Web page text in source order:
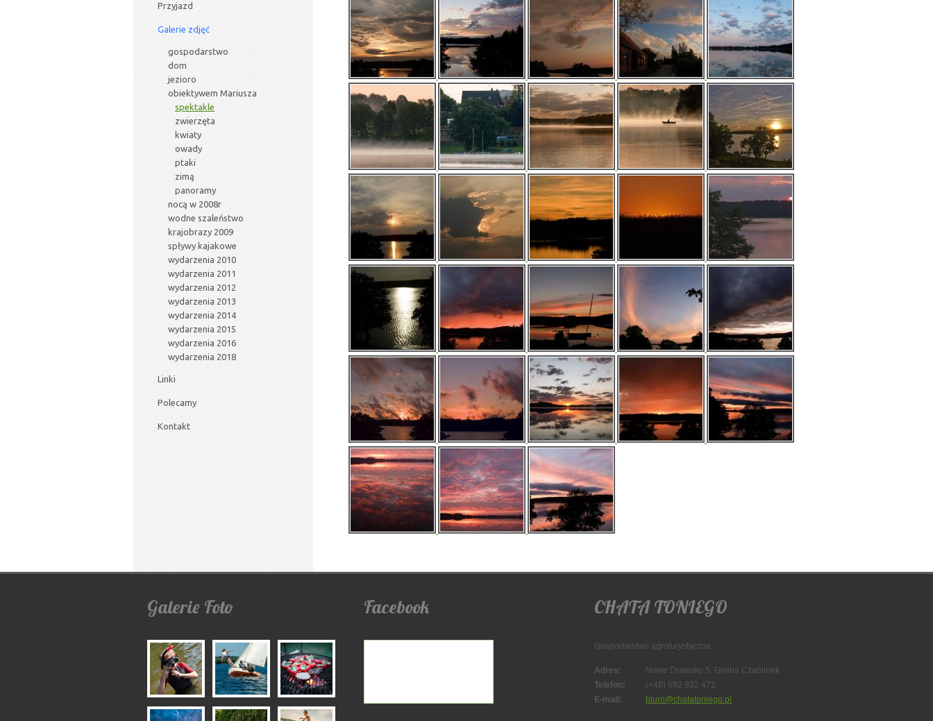
Przyjazd
Galerie zdjęć
gospodarstwo
dom
jezioro
obiektywem Mariusza
spektakle
zwierzęta
kwiaty
owady
ptaki
zimą
panoramy
nocą w 2008r
wodne szaleństwo
krajobrazy 2009
spływy kajakowe
wydarzenia 2010
wydarzenia 2011
wydarzenia 2012
wydarzenia 2013
wydarzenia 2014
wydarzenia 2015
wydarzenia 2016
wydarzenia 2018
Linki
Polecamy
Kontakt
Galerie Foto Facebook CHATA TONIEGO
Gospodarstwo agroturystyczne.
Adres:
Nowe Drawsko 5, Gmina Czaplinek
Telefon:
(+48) 692 932 472
E-mail:
biuro@chatatoniego.pl